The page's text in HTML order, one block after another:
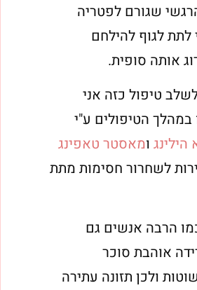
שגורם לפטריה
לגוף להילחם
אותה סופית.
טיפול כזה אני
הטיפולים ע"י
ומאסטר טאפינג
לשחרור חסימות מתת
הרבה אנשים גם
אוהבת סוכר
ולכן תזונה עתירה